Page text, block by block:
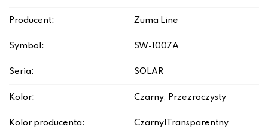
Producent: Zuma Line
Symbol: SW-1007A
Seria: SOLAR
Kolor: Czarny, Przezroczysty
Kolor producenta: Czarny|Transparentny